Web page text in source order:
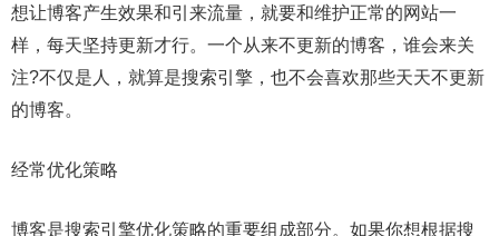
想让博客产生效果和引来流量，就要和维护正常的网站一
样，每天坚持更新才行。一个从来不更新的博客，谁会来关
注?不仅是人，就算是搜索引擎，也不会喜欢那些天天不更新
的博客。
经常优化策略
博客是搜索引擎优化策略的重要组成部分。如果你想根据搜